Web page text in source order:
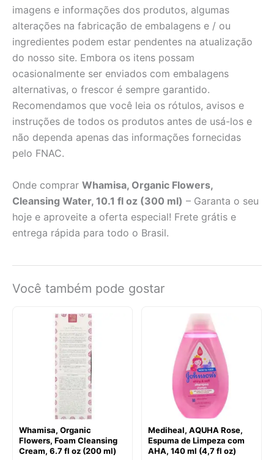
imagens e informações dos produtos, algumas
alterações na fabricação de embalagens e / ou
ingredientes podem estar pendentes na atualização
do nosso site. Embora os itens possam
ocasionalmente ser enviados com embalagens
alternativas, o frescor é sempre garantido.
Recomendamos que você leia os rótulos, avisos e
instruções de todos os produtos antes de usá-los e
não dependa apenas das informações fornecidas
pelo FNAC.
Onde comprar Whamisa, Organic Flowers,
Cleansing Water, 10.1 fl oz (300 ml) – Garanta o seu
hoje e aproveite a oferta especial! Frete grátis e
entrega rápida para todo o Brasil.
Você também pode gostar
Whamisa, Organic
Flowers, Foam Cleansing
Cream, 6.7 fl oz (200 ml)
Mediheal, AQUHA Rose,
Espuma de Limpeza com
AHA, 140 ml (4,7 fl oz)